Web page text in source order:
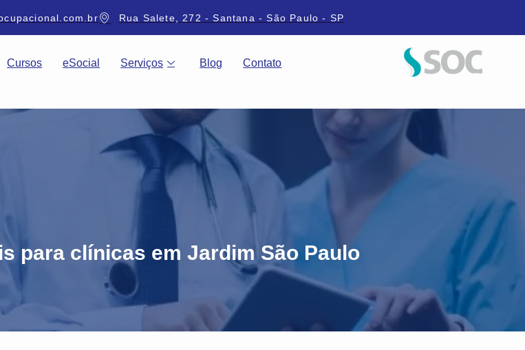
Rua Salete, 272 - Santana - São Paulo - SP
Cursos eSocial Serviços Blog Contato
para clínicas em Jardim São Paulo